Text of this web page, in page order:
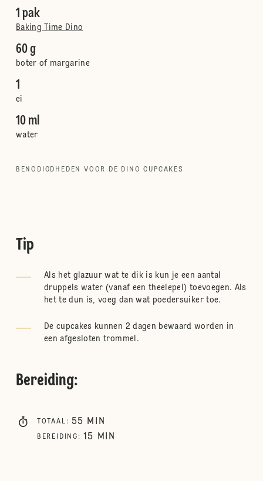
1 pak
Baking Time Dino
60 g
boter of margarine
1
ei
10 ml
water
BENODIGDHEDEN VOOR DE DINO CUPCAKES
Tip
Als het glazuur wat te dik is kun je een aantal
druppels water (vanaf een theelepel) toevoegen. Als
het te dun is, voeg dan wat poedersuiker toe.
De cupcakes kunnen 2 dagen bewaard worden in
een afgesloten trommel.
Bereiding:
TOTAAL : 55 MIN
BEREIDING : 15 MIN